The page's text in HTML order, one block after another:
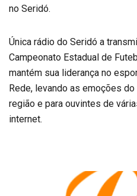
no Seridó.
Única rádio do Seridó a
Campeonato Estadual de
mantém sua liderança no
Rede, levando as emoções
região e para ouvintes de
internet.